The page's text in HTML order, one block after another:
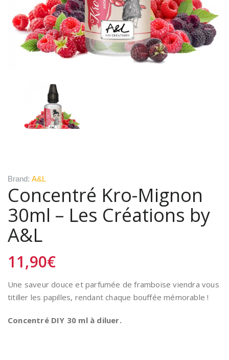
Brand: A&L
Concentré Kro-Mignon
30ml – Les Créations by
A&L
11,90€
Une saveur douce et parfumée de framboise viendra vous
titiller les papilles, rendant chaque bouffée mémorable !
Concentré DIY 30 ml à diluer.